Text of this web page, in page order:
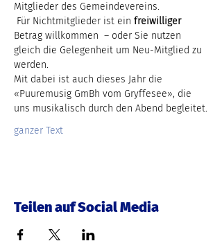
Mitglieder des Gemeindevereins.
Für Nichtmitglieder ist ein freiwilliger
Betrag willkommen  – oder Sie nutzen
gleich die Gelegenheit um Neu-Mitglied zu
werden.
Mit dabei ist auch dieses Jahr die
«Puuremusig GmBh vom Gryffesee», die
uns musikalisch durch den Abend begleitet.
ganzer Text
Teilen auf Social Media